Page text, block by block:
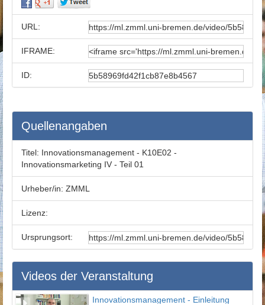
URL:
IFRAME:
ID:
Quellenangaben
Titel: Innovationsmanagement - K10E02 -
Innovationsmarketing IV - Teil 01
Urheber/in: ZMML
Lizenz:
Ursprungsort:
Videos der Veranstaltung
Innovationsmanagement - Einleitung